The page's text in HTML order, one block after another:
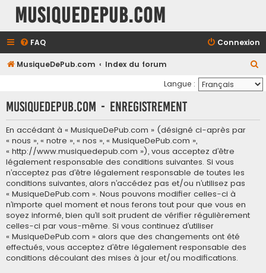
MusiqueDePub.com
FAQ Connexion
MusiqueDePub.com Index du forum
e
c
Langue :
MusiqueDePub.com - Enregistrement
En accédant à « MusiqueDePub.com » (désigné ci-après par
« nous », « notre », « nos », « MusiqueDePub.com »,
« http://www.musiquedepub.com »), vous acceptez d’être
légalement responsable des conditions suivantes. Si vous
n’acceptez pas d’être légalement responsable de toutes les
conditions suivantes, alors n’accédez pas et/ou n’utilisez pas
« MusiqueDePub.com ». Nous pouvons modifier celles-ci à
n’importe quel moment et nous ferons tout pour que vous en
soyez informé, bien qu’il soit prudent de vérifier régulièrement
celles-ci par vous-même. Si vous continuez d’utiliser
« MusiqueDePub.com » alors que des changements ont été
effectués, vous acceptez d’être légalement responsable des
conditions découlant des mises à jour et/ou modifications.